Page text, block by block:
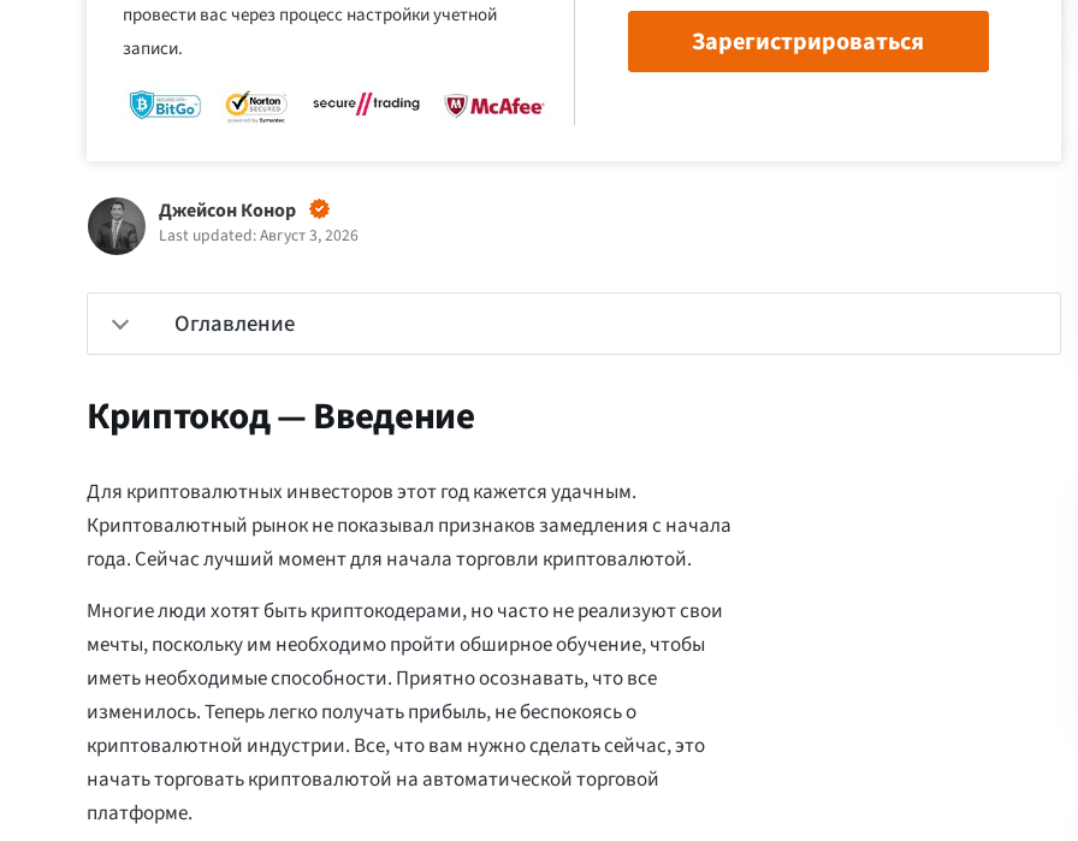
провести вас через процесс настройки учетной
записи.
Зарегистрироваться
Джейсон Конор
Last updated: Август 3, 2026
Оглавление
Криптокод — Введение
Для криптовалютных инвесторов этот год кажется удачным.
Криптовалютный рынок не показывал признаков замедления с начала
года. Сейчас лучший момент для начала торговли криптовалютой.
Многие люди хотят быть криптокодерами, но часто не реализуют свои
мечты, поскольку им необходимо пройти обширное обучение, чтобы
иметь необходимые способности. Приятно осознавать, что все
изменилось. Теперь легко получать прибыль, не беспокоясь о
криптовалютной индустрии. Все, что вам нужно сделать сейчас, это
начать торговать криптовалютой на автоматической торговой
платформе.